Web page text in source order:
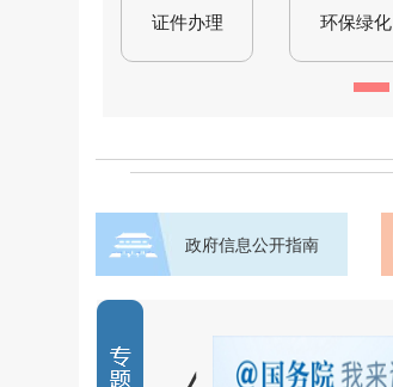
证件办理 环保绿化
政府信息公开指南